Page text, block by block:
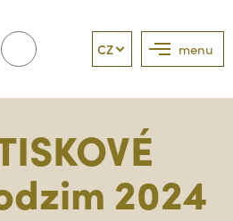
menu
CZ
2024